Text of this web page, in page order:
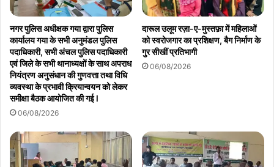
नगर पुलिस अधीक्षक गया द्वारा पुलिस
कार्यालय गया के सभी अनुमंडल पुलिस
पदाधिकारी, सभी अंचल पुलिस पदाधिकारी
एवं जिले के सभी थानाध्यक्षों के साथ अपराध
नियंत्रण अनुसंधान की गुणवत्ता तथा विधि
व्यवस्था के प्रभावी क्रियान्वयन को लेकर
समीक्षा बैठक आयोजित की गई l
06/08/2026
दारूल उलूम रज़ा-ए-मुस्तफ़ा में महिलाओं
को स्वरोजगार का प्रशिक्षण, बैग निर्माण के
गुर सीखीं प्रतिभागी
06/08/2026